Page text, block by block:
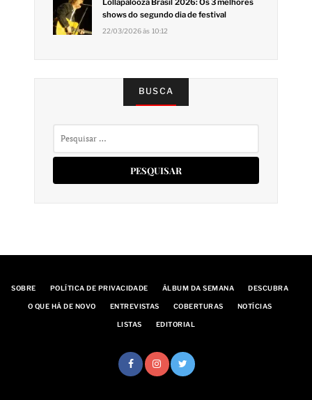
shows do segundo dia de festival
22/03/2026 às 10:12
BUSCA
SOBRE POLÍTICA DE PRIVACIDADE ÁLBUM DA SEMANA DESCUBRA
O QUE HÁ DE NOVO ENTREVISTAS COBERTURAS NOTÍCIAS
LISTAS EDITORIAL